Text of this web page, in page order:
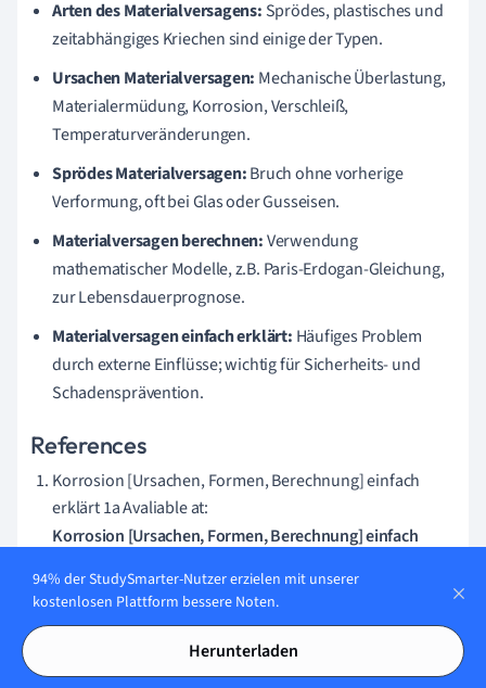
Arten des Materialversagens: Sprödes, plastisches und
zeitabhängiges Kriechen sind einige der Typen.
Ursachen Materialversagen: Mechanische Überlastung,
Materialermüdung, Korrosion, Verschleiß,
Temperaturveränderungen.
Sprödes Materialversagen:Bruch ohne vorherige
Verformung, oft bei Glas oder Gusseisen.
Materialversagen berechnen:Verwendung
mathematischer Modelle, z.B. Paris-Erdogan-Gleichung,
zur Lebensdauerprognose.
Materialversagen einfach erklärt: Häufiges Problem
durch externe Einflüsse; wichtig für Sicherheits- und
Schadensprävention.
References
Korrosion [Ursachen, Formen, Berechnung] einfach
erklärt 1a Avaliable at:
Korrosion [Ursachen, Formen, Berechnung] einfach
Korrosionsbeständigkeit - Bumax Avaliable at:
Korrosionsbeständigkeit - Bumax
Materialversagen: Arten & Ursachen | StudySmarter
Avaliable at:
94% der StudySmarter-Nutzer erzielen mit unserer
kostenlosen Plattform bessere Noten.
Herunterladen